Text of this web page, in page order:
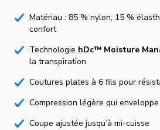
Matériau : 85 % nylon, 15 %
confort
Technologie hDc™ Moisture
la transpiration
Coutures plates à 6 fils pour
Compression légère qui
Coupe ajustée jusqu’à mi-cuisse